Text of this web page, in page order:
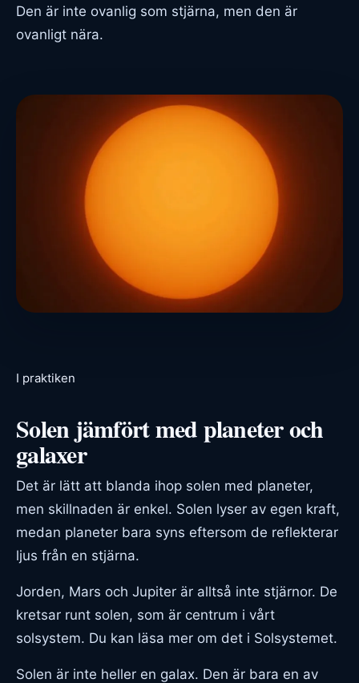
Den är inte ovanlig som stjärna, men den är
ovanligt nära.
I praktiken
Solen jämfört med planeter och
galaxer
Det är lätt att blanda ihop solen med planeter,
men skillnaden är enkel. Solen lyser av egen kraft,
medan planeter bara syns eftersom de reflekterar
ljus från en stjärna.
Jorden, Mars och Jupiter är alltså inte stjärnor. De
kretsar runt solen, som är centrum i vårt
solsystem. Du kan läsa mer om det i Solsystemet.
Solen är inte heller en galax. Den är bara en av